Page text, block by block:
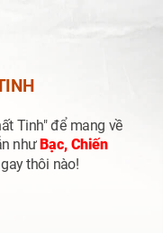
Tinh"để mang về
như Bạc, Chiến
thôi nào!